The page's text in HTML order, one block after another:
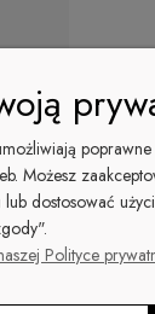
poprawne
Możesz
dostosować
Polityce